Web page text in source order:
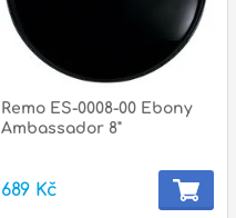
Remo ES-0008-00 Ebony
Ambassador 8"
689 Kč